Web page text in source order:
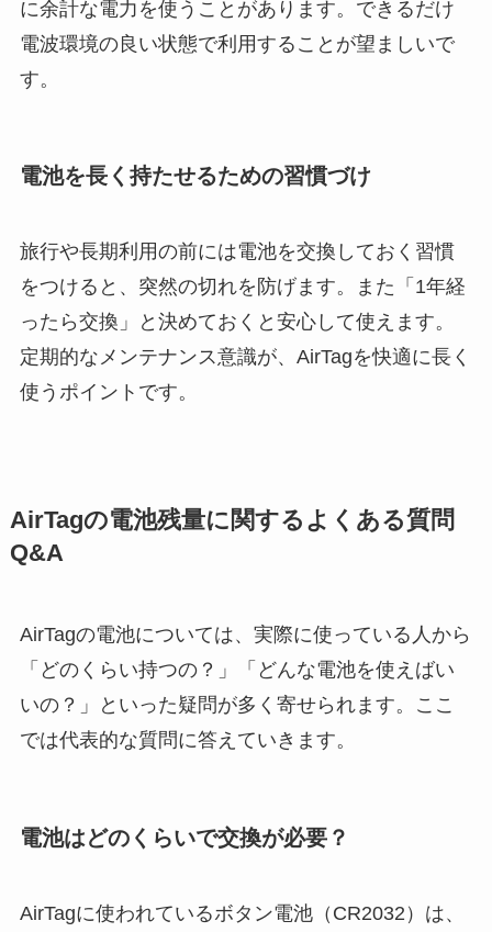
に余計な電力を使うことがあります。できるだけ
電波環境の良い状態で利用することが望ましいで
す。
電池を長く持たせるための習慣づけ
旅行や長期利用の前には電池を交換しておく習慣
をつけると、突然の切れを防げます。また「1年経
ったら交換」と決めておくと安心して使えます。
定期的なメンテナンス意識が、AirTagを快適に長く
使うポイントです。
AirTagの電池残量に関するよくある質問
Q&A
AirTagの電池については、実際に使っている人から
「どのくらい持つの？」「どんな電池を使えばい
いの？」といった疑問が多く寄せられます。ここ
では代表的な質問に答えていきます。
電池はどのくらいで交換が必要？
AirTagに使われているボタン電池（CR2032）は、